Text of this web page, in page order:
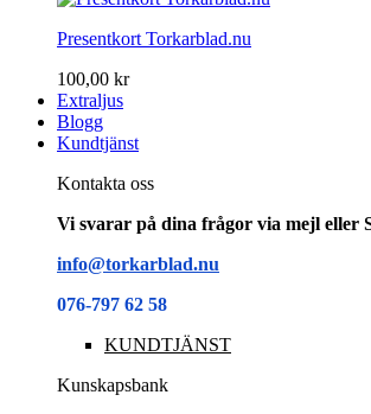
Presentkort Torkarblad.nu
100,00 kr
Extraljus
Blogg
Kundtjänst
Kontakta oss
Vi svarar på dina frågor via mejl eller
info@torkarblad.nu
076-797 62 58
KUNDTJÄNST
Kunskapsbank